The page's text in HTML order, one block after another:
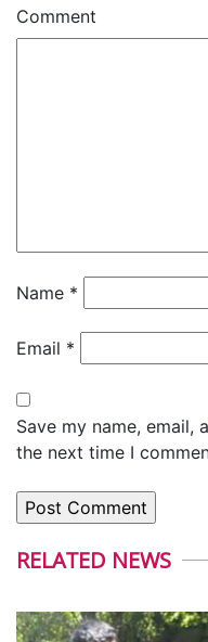
Comment
Name *
Email *
Save my name,
the next time I
RELATED NEWS